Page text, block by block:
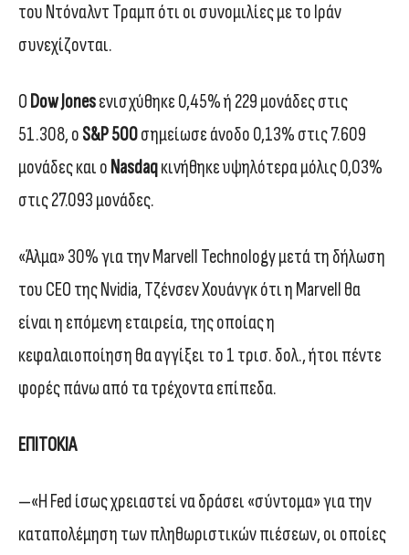
του Ντόναλντ Τραμπ ότι οι συνομιλίες με το Ιράν
συνεχίζονται.
Ο Dow Jonesενισχύθηκε 0,45% ή 229 μονάδες στις
51.308, ο S&P 500σημείωσε άνοδο 0,13% στις 7.609
μονάδες και o Nasdaqκινήθηκε υψηλότερα μόλις 0,03%
στις 27.093 μονάδες.
«Άλμα» 30% για την Marvell Technology μετά τη δήλωση
του CEO της Nvidia, Τζένσεν Χουάνγκ ότι η Marvell θα
είναι η επόμενη εταιρεία, της οποίας η
κεφαλαιοποίηση θα αγγίξει το 1 τρισ. δολ., ήτοι πέντε
φορές πάνω από τα τρέχοντα επίπεδα.
ΕΠΙΤΟΚΙΑ
—«Η Fed ίσως χρειαστεί να δράσει «σύντομα» για την
καταπολέμηση των πληθωριστικών πιέσεων, οι οποίες